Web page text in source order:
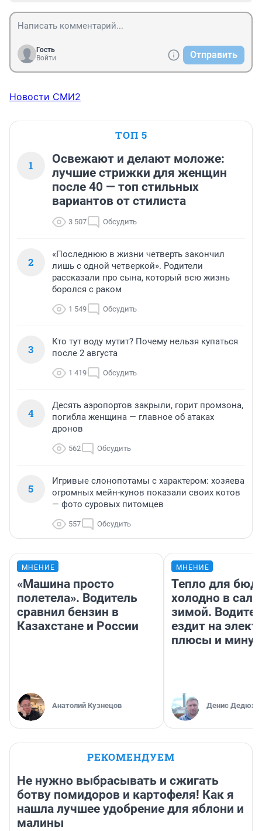
Гость
Войти
Отправить
Новости СМИ2
ТОП 5
1
Освежают и делают моложе:
лучшие стрижки для женщин
после 40 — топ стильных
вариантов от стилиста
3 507 Обсудить
2
«Последнюю в жизни четверть закончил
лишь с одной четверкой». Родители
рассказали про сына, который всю жизнь
боролся с раком
1 549 Обсудить
3
Кто тут воду мутит? Почему нельзя купаться
после 2 августа
1 419 Обсудить
4
Десять аэропортов закрыли, горит промзона,
погибла женщина — главное об атаках
дронов
562 Обсудить
5
Игривые слонопотамы с характером: хозяева
огромных мейн-кунов показали своих котов
— фото суровых питомцев
557 Обсудить
МНЕНИЕ
«Машина просто
полетела». Водитель
сравнил бензин в
Казахстане и России
Анатолий Кузнецов
МНЕНИЕ
Тепло для
холодно в
зимой.
ездит на
плюсы и
Денис
РЕКОМЕНДУЕМ
Не нужно выбрасывать и сжигать
ботву помидоров и картофеля! Как я
нашла лучшее удобрение для яблони и
малины